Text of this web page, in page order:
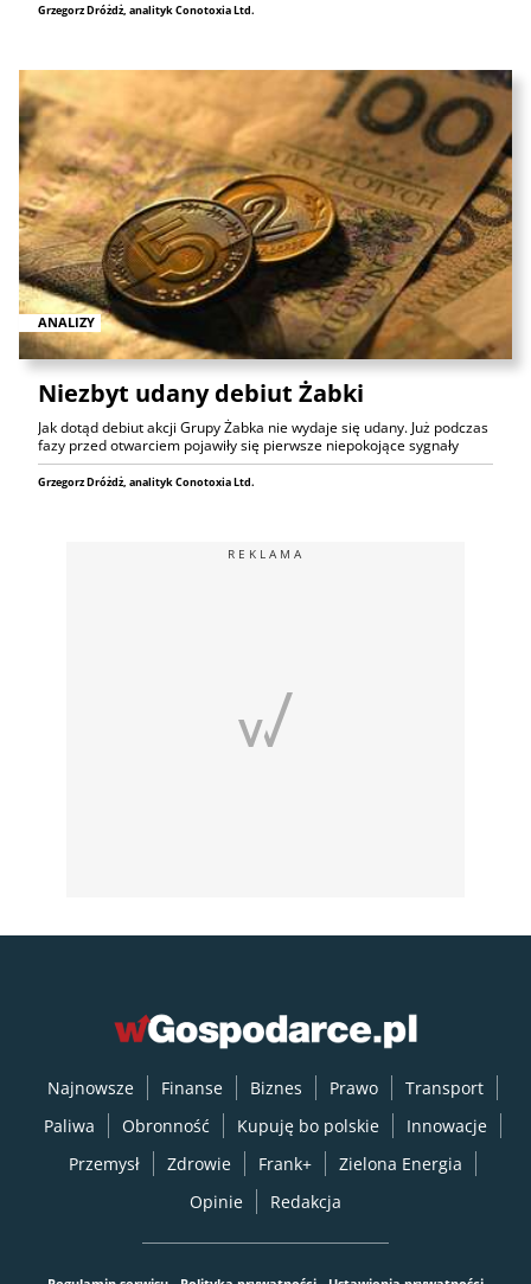
Grzegorz Dróżdż, analityk Conotoxia Ltd.
ANALIZY
Niezbyt udany debiut Żabki
Jak dotąd debiut akcji Grupy Żabka nie wydaje się udany. Już podczas
fazy przed otwarciem pojawiły się pierwsze niepokojące sygnały
Grzegorz Dróżdż, analityk Conotoxia Ltd.
REKLAMA
Najnowsze Finanse Biznes Prawo
Transport
Paliwa
Obronność Kupuję bo polskie
Innowacje
Przemysł
Zdrowie Frank+
Zielona Energia
Opinie
Redakcja